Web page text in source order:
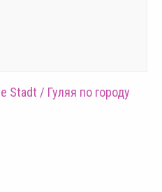
Stadt / Гуляя по городу